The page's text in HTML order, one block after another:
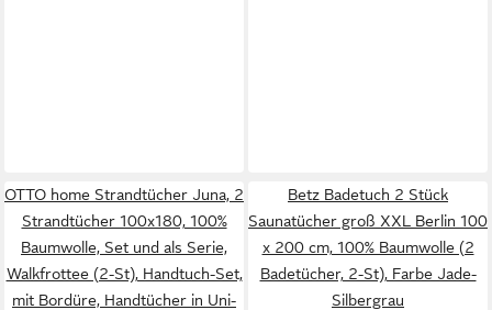
OTTO home Strandtücher Juna, 2
Strandtücher 100x180, 100%
Baumwolle, Set und als Serie,
Walkfrottee (2-St), Handtuch-Set,
mit Bordüre, Handtücher in Uni-
Betz Badetuch 2 Stück
Saunatücher groß XXL Berlin 100
x 200 cm, 100% Baumwolle (2
Badetücher, 2-St), Farbe Jade-
Silbergrau